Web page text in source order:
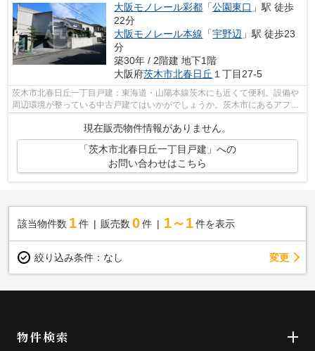
大阪モノレール彩都 「公園東口 」駅 徒歩
22分
大阪モノレール本線 「宇野辺 」駅 徒歩23
分
築30年 / 2階建 地下1階
大阪府茨木市北春日丘 １丁目27-5
茨木市北春日丘一丁目戸建：東海道・山陽本線茨木にも近くて便利。設備や
周辺環境が整っている中古戸建てはいかがでしょうか。茨木市にあるアフ
ロ 売買事業部自慢の一戸建てをお届け...
現在販売物件情報がありません。
「茨木市北春日丘一丁目戸建」への
お問い合わせはこちら
該当物件数 1件 販売数 0 件 1～1 件を表示
絞り込み条件： なし 変更
物件検索